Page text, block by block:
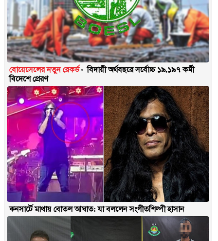
বোয়েসেলের নতুন রেকর্ড
বিদায়ী অর্থবছরে সর্বোচ্চ ১৯,১৯৭ কর্মী
বিদেশে প্রেরণ
কনসার্টে মাথায় বোতল আঘাত: যা বললেন সংগীতশিল্পী হাসান